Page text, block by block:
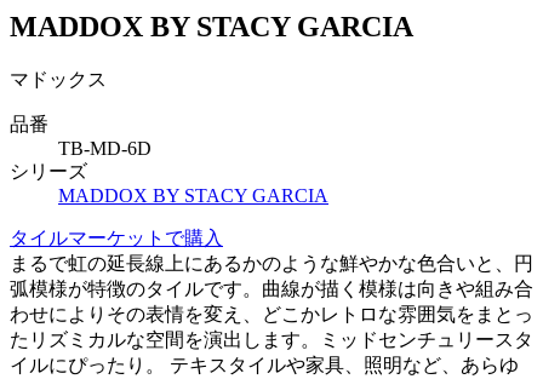
MADDOX BY STACY GARCIA
マドックス
品番
TB-MD-6D
シリーズ
MADDOX BY STACY GARCIA
タイルマーケットで購入
まるで虹の延長線上にあるかのような鮮やかな色合いと、円
弧模様が特徴のタイルです。曲線が描く模様は向きや組み合
わせによりその表情を変え、どこかレトロな雰囲気をまとっ
たリズミカルな空間を演出します。ミッドセンチュリースタ
イルにぴったり。 テキスタイルや家具、照明など、あらゆ